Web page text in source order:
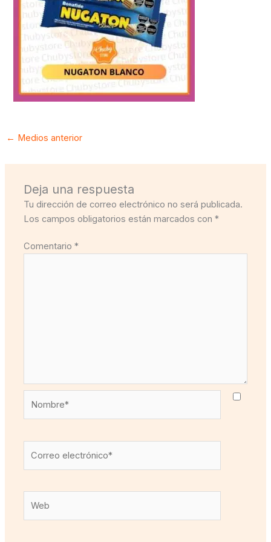
← Medios anterior
Deja una respuesta
Tu dirección de correo electrónico no será publicada.
Los campos obligatorios están marcados con*
Comentario*
electrónico*